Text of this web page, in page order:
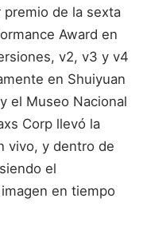
de la sexta
Award en
v2, v3 y v4
en Shuiyuan
el Museo Nacional
Corp llevó la
vivo, y dentro de
el
en tiempo